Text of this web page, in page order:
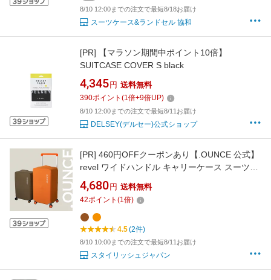
8/10 12:00までの注文で最短8/18お届け
スーツケース&ランドセル 協和
[PR]
【マラソン期間中ポイント10倍】
SUITCASE COVER S black
4,345 円 送料無料
390ポイント (1倍+9倍UP)
8/10 12:00までの注文で最短8/11お届け
DELSEY(デルセー)公式ショップ
[PR] 460円OFFクーポンあり【.OUNCE 公式】
revel ワイドハンドル キャリーケース スーツケ
ース 24 28 専用 カバー STYLISH JAPAN
【r_suitcase_cover】
4,680 円 送料無料
42ポイント (1倍)
4.5(2件)
8/10 10:00までの注文で最短8/11お届け
スタイリッシュジャパン